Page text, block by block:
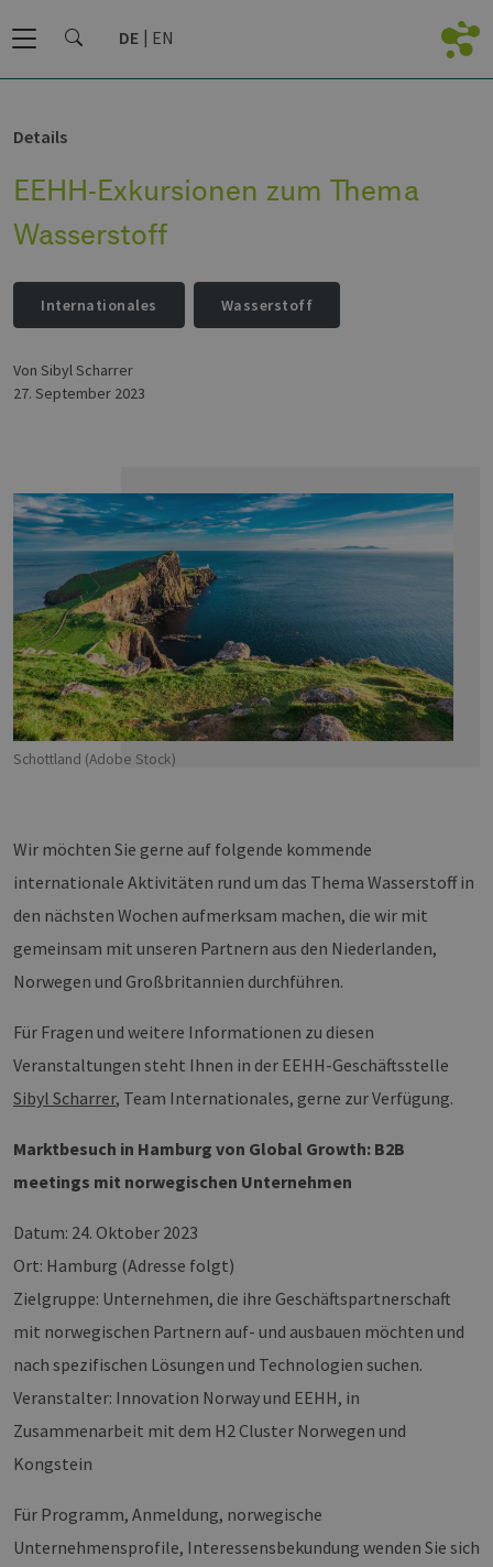
DE EN
Details
EEHH-Exkursionen zum Thema
Wasserstoff
Internationales Wasserstoff
Schottland (Adobe Stock)
Wir möchten Sie gerne auf folgende kommende
internationale Aktivitäten rund um das Thema Wasserstoff in
den nächsten Wochen aufmerksam machen, die wir mit
gemeinsam mit unseren Partnern aus den Niederlanden,
Norwegen und Großbritannien durchführen.
Für Fragen und weitere Informationen zu diesen
Veranstaltungen steht Ihnen in der EEHH-Geschäftsstelle
Sibyl Scharrer, Team Internationales, gerne zur Verfügung.
Marktbesuch in Hamburg von Global Growth: B2B
meetings mit norwegischen Unternehmen
Datum: 24. Oktober 2023
Ort: Hamburg (Adresse folgt)
Zielgruppe: Unternehmen, die ihre Geschäftspartnerschaft
mit norwegischen Partnern auf- und ausbauen möchten und
nach spezifischen Lösungen und Technologien suchen.
Veranstalter: Innovation Norway und EEHH, in
Zusammenarbeit mit dem H2 Cluster Norwegen und
Kongstein
Für Programm, Anmeldung, norwegische
Unternehmensprofile, Interessensbekundung wenden Sie sich
von Sibyl Scharrer
27. September 2023